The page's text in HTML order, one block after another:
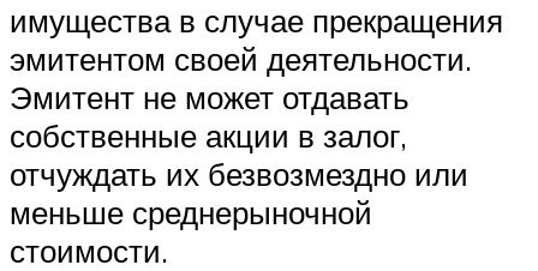
имущества в случае прекращения
эмитентом своей деятельности.
Эмитент не может отдавать
собственные акции в залог,
отчуждать их безвозмездно или
меньше среднерыночной
стоимости.